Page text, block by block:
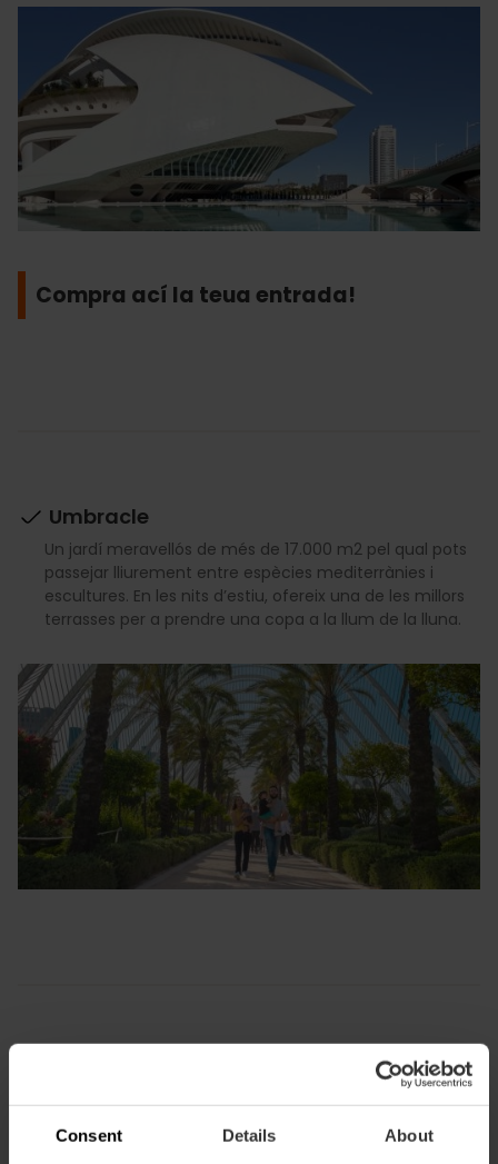
Consent Details About
Compra ací la teua entrada!
Umbracle
Un jardí meravellós de més de 17.000 m2 pel qual pots
passejar lliurement entre espècies mediterrànies i
escultures. En les nits d’estiu, ofereix una de les millors
terrasses per a prendre una copa a la llum de la lluna.
Un espai cultural polivalent, amb un programa
d’exposicions, concerts, xarrades i espectacles diversos.
Pots accedir a l’interior i al seu café-restaurant, però